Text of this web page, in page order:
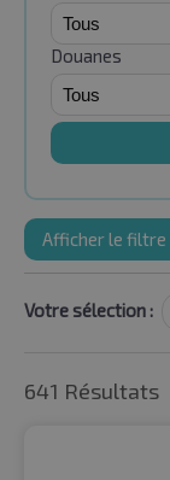
Douanes
Afficher le filtre
Votre sélection :
641 Résultats